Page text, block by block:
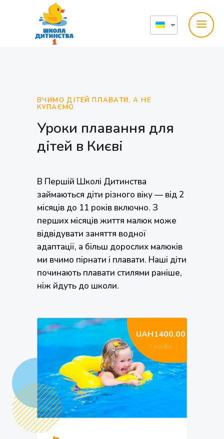
ВЧИМО ДІТЕЙ ПЛАВАТИ, А НЕ
КУПАЄМО
Уроки плавання для
дітей в Києві
В Першій Школі Дитинства
займаються діти різного віку — від 2
місяців до 11 років включно. З
перших місяців життя малюк може
відвідувати заняття водної
адаптації, а більш дорослих малюків
ми вчимо пірнати і плавати. Наші діти
починають плавати стилями раніше,
ніж йдуть до школи.
UAH1400.00
/ особа